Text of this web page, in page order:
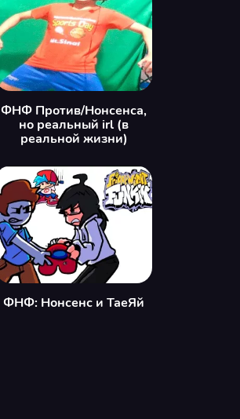
ФНФ Против/Нонсенса,
но реальный irl (в
реальной жизни)
ФНФ: Нонсенс и ТаеЯй